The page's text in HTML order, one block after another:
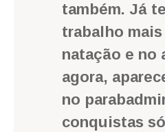
também. Já
trabalho
natação e no
agora,
no
conquistas